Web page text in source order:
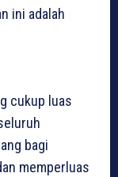
ini adalah
cukup luas
bagi
memperluas